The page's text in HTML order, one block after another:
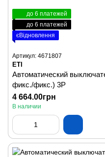
до 6 платежей
до 6 платежей
єВідновлення
Артикул: 4671807
ETI
Автоматический
фикс./фикс.) 3P
4 664.00грн
В наличии